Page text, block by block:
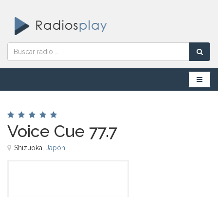
Menú
Voice Cue 77.7
Shizuoka, Japón